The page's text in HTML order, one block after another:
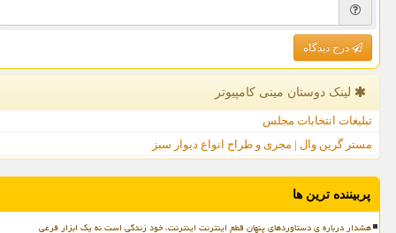
درج دیدگاه
لینک دوستان مینی كامپیوتر
تبلیغات انتخابات مجلس
مستر گرین وال | مجری و طراح انواع دیوار سبز
پربیننده ترین ها
هشدار درباره ی دستاوردهای پنهان قطع اینترنت اینترنت، خود زندگی است نه یک ابزار فرعی